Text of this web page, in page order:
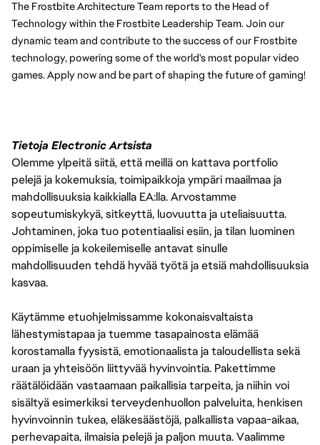
The Frostbite Architecture Team reports to the Head of
Technology within the Frostbite Leadership Team. Join our
dynamic team and contribute to the success of our Frostbite
technology, powering some of the world's most popular video
games. Apply now and be part of shaping the future of gaming!
Tietoja Electronic Artsista
Olemme ylpeitä siitä, että meillä on kattava portfolio
pelejä ja kokemuksia, toimipaikkoja ympäri maailmaa ja
mahdollisuuksia kaikkialla EA:lla. Arvostamme
sopeutumiskykyä, sitkeyttä, luovuutta ja uteliaisuutta.
Johtaminen, joka tuo potentiaalisi esiin, ja tilan luominen
oppimiselle ja kokeilemiselle antavat sinulle
mahdollisuuden tehdä hyvää työtä ja etsiä mahdollisuuksia
kasvaa.
Käytämme etuohjelmissamme kokonaisvaltaista
lähestymistapaa ja tuemme tasapainosta elämää
korostamalla fyysistä, emotionaalista ja taloudellista sekä
uraan ja yhteisöön liittyvää hyvinvointia. Pakettimme
räätälöidään vastaamaan paikallisia tarpeita, ja niihin voi
sisältyä esimerkiksi terveydenhuollon palveluita, henkisen
hyvinvoinnin tukea, eläkesäästöjä, palkallista vapaa-aikaa,
perhevapaita, ilmaisia pelejä ja paljon muuta. Vaalimme